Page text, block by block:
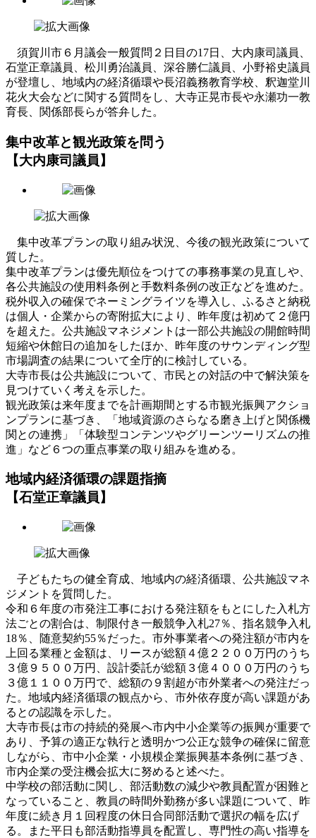
須賀川市６月議会一般質問２日目の17日、大内康司議員、
石堂正章議員、松川勇治議員、深谷勝仁議員、小野裕史議員
が登壇し、地域内の経済循環や長沼義務教育学校、釈迦堂川
花火大会などに関する質問をし、大寺正晃市長や永瀬功一教
育長、関係部長らが答弁した。
集中改革と観光政策を問う
【大内康司議員】
集中改革プランの取り組み状況、今後の観光政策について
質した。
集中改革プランは優先順位をつけての事務事業の見直しや、
各公共施設の使用料条例と手数料条例の改正などを進めた。
税外収入の確保でネーミングライツを導入し、ふるさと納税
は個人・企業からの寄附拡大により、昨年度は初めて２億円
を超えた。公共施設マネジメントは一部公共施設の開館時間
短縮や休館日の追加をしたほか、昨年度のサウンディング型
市場調査の結果について全庁的に検討している。
大寺市長は公共施設について、市民との対話の中で解決策を
見つけていく考えを示した。
観光政策は来年度までを計画期間とする市観光振興アクショ
ンプランに基づき、「地域資源のさらなる磨き上げと関係機
関との連携」「体験型コンテンツやグリーンツーリズムの推
進」など６つの重点事業の取り組みを進める。
地域内経済循環の課題指摘
【石堂正章議員】
子どもたちの健全育成、地域内の経済循環、公共施設マネ
ジメントを質問した。
令和６年度の市発注工事における発注額をもとにした入札方
法ごとの割合は、制限付き一般競争入札27％、指名競争入札
18％、随意契約55％だった。市外事業者への発注額が市内を
上回る業種と金額は、リースが総額４億２２００万円のうち
３億９５００万円、設計委託が総額３億４０００万円のうち
３億１１００万円で、総額の９割超が市外業者への発注だっ
た。地域内経済循環の観点から、市外依存度が高い課題があ
るとの認識を示した。
大寺市長は市の持続的発展へ市内中小企業等の振興が重要で
あり、予算の適正な執行と透明かつ公正な競争の確保に留意
しながら、市中小企業・小規模企業振興基本条例に基づき、
市内企業の受注機会拡大に努めると述べた。
中学校の部活動に関し、部活動数の減少や教員配置が困難と
なっていること、教員の時間外勤務が多い課題について、昨
年度に続き月１回程度の休日合同部活動で選択の幅を広げ
る。また平日も部活動指導員を配置し、専門性の高い指導を